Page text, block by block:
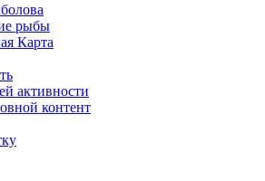
рыбы
Карта
активности
контент